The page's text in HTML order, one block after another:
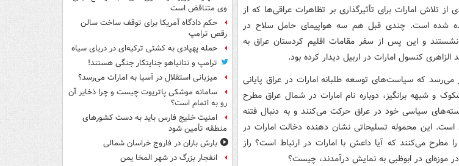
تلاش امارات برای تأثیرگذاری بر تظاهرات عراقی‌ها که از
شده است. چندی قبل هم سه هواپیمای حامل سلاح در
نشستند و این پس از سفر مقامات اقلیم کردستان عراق به
الزاهری کنسول امارات در اربیل دیدار کرده بود.
می‌رسد که سیاست‌های توسعه طلبانه امارات در عراق پایانی
و شبهه برانگیز، دوباره نام امارات در شمال عراق مطرح
سیاسی خود در عراق حرکت می‌کنند و به دنبال فتنه
این محموله تسلیحاتی نشان دهنده دخالت امارات در
مطرح می‌کنند که آیا داعش با امارات در ارتباط است؟ راز
موزه‌ای در ابوظبی به نمایش درآمدند، چیست؟
وی متناقض است
حکم دادگاه آمریکا برای توقف ساخت سالن
رقص ترامپ
حمله پهپادی به کشتی ترکیه‌ای در دریای سیاه
ترامپ و نتانیاهو جنایتکار جنگی هستند!
میزبانی استقلال در آسیا به امارات می‌رسد؟
سامانه موشکی پاتریوت چیست و چرا ذخایر آن
رو به اتمام است؟
امنیت خلیج فارس باید به دست کشورهای
منطقه تأمین شود
بارش باران در فاروج خراسان شمالی
انفجار بزرگ در شهر المخا یمن